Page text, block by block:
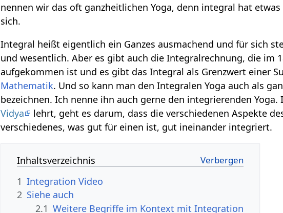
nennen wir das oft ganzheitlichen Yoga, denn integral hat
sich.
Integral heißt eigentlich ein Ganzes ausmachend und für sich
und wesentlich. Aber es gibt auch die Integralrechnung, die im
aufgekommen ist und es gibt das Integral als Grenzwert einer
Mathematik. Und so kann man den Integralen Yoga auch als
bezeichnen. Ich nenne ihn auch gerne den integrierenden
Vidya
lehrt, geht es darum, dass die verschiedenen Aspekte
verschiedenes, was gut für einen ist, gut ineinander integriert.
Inhaltsverzeichnis
1
Integration‏‎ Video
2 Siehe auch
2.1